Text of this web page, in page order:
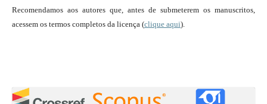
Recomendamos aos autores que, antes de submeterem os manuscritos,
acessem os termos completos da licença (clique aqui).